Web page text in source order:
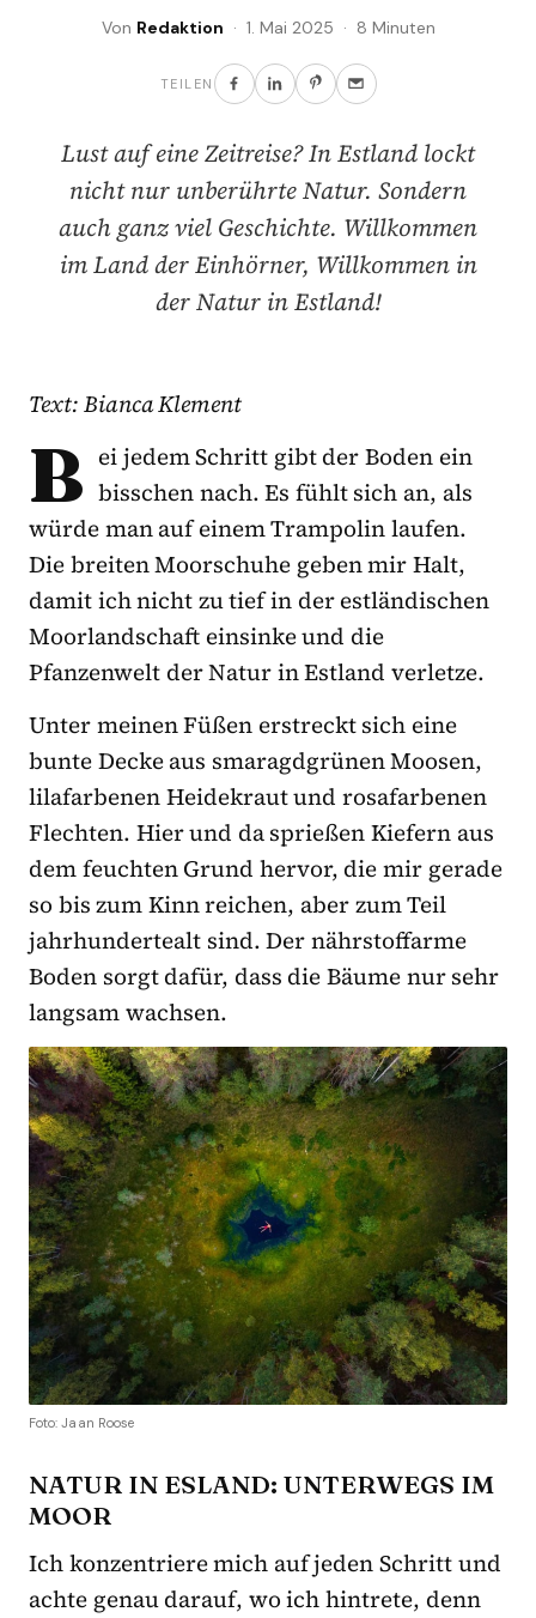
Von Redaktion · 1. Mai 2025 · 8 Minuten
TEILEN
Lust auf eine Zeitreise? In Estland lockt
nicht nur unberührte Natur. Sondern
auch ganz viel Geschichte. Willkommen
im Land der Einhörner, Willkommen in
der Natur in Estland!
Text: Bianca Klement
B ei jedem Schritt gibt der Boden ein
bisschen nach. Es fühlt sich an, als
würde man auf einem Trampolin laufen.
Die breiten Moorschuhe geben mir Halt,
damit ich nicht zu tief in der estländischen
Moorlandschaft einsinke und die
Pfanzenwelt der Natur in Estland verletze.
Unter meinen Füßen erstreckt sich eine
bunte Decke aus smaragdgrünen Moosen,
lilafarbenen Heidekraut und rosafarbenen
Flechten. Hier und da sprießen Kiefern aus
dem feuchten Grund hervor, die mir gerade
so bis zum Kinn reichen, aber zum Teil
jahrhundertealt sind. Der nährstoffarme
Boden sorgt dafür, dass die Bäume nur sehr
langsam wachsen.
Foto: Jaan Roose
NATUR IN ESLAND: UNTERWEGS IM
MOOR
Ich konzentriere mich auf jeden Schritt und
achte genau darauf, wo ich hintrete, denn